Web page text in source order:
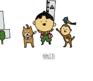
物語